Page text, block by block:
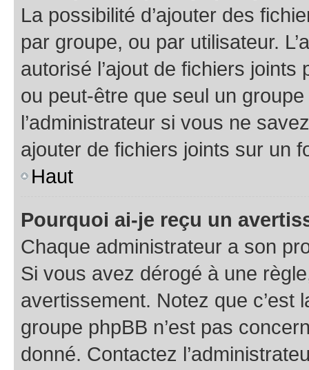
La possibilité d’ajouter des
par groupe, ou par utilisateur.
autorisé l’ajout de fichiers
ou peut-être que seul un
l’administrateur si vous ne
ajouter de fichiers joints sur un
Haut
Pourquoi ai-je reçu un
Chaque administrateur a son
Si vous avez dérogé à une
avertissement. Notez que c’est
groupe phpBB n’est pas
donné. Contactez